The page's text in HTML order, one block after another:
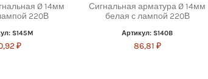
Ø 14мм
220В
S145M
₽
Сигнальная арматура Ø 14мм
белая с лампой 220В
Артикул: S140B
86,81 ₽